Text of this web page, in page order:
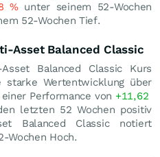
%unter seinem 52-Wochen
52-Wochen Tief.
Asset Balanced Classic
Balanced Classic Kurs
starke Wertentwicklung über
Performance von +11,62
letzten 52 Wochen positiv
Balanced Classic notiert
Wochen Hoch.